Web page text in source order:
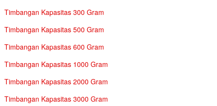
Timbangan Kapasitas 300 Gram
Timbangan Kapasitas 500 Gram
Timbangan Kapasitas 600 Gram
Timbangan Kapasitas 1000 Gram
Timbangan Kapasitas 2000 Gram
Timbangan Kapasitas 3000 Gram